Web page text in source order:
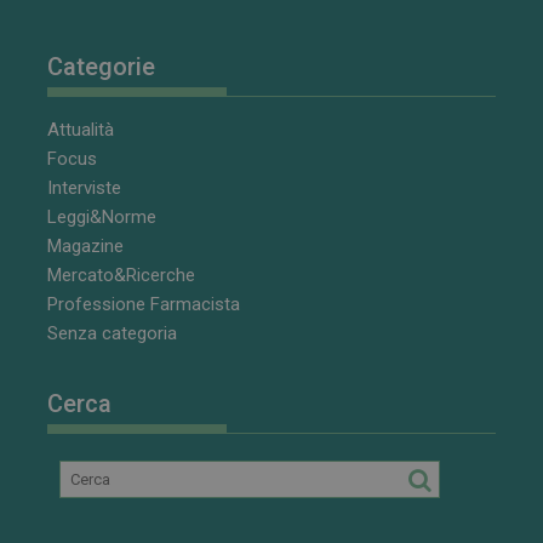
Categorie
Attualità
Focus
Interviste
Leggi&Norme
Magazine
Mercato&Ricerche
Professione Farmacista
Senza categoria
Cerca